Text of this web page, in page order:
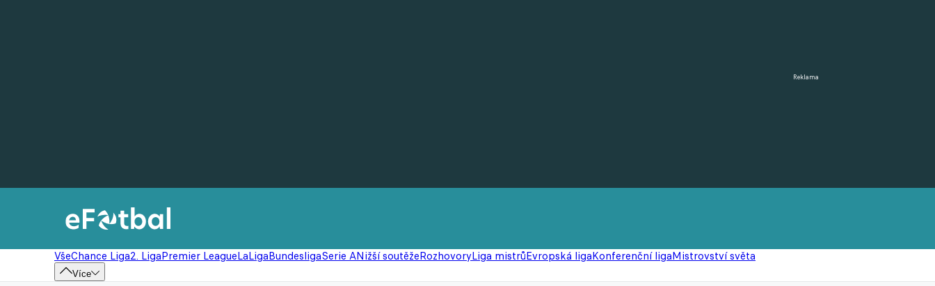
Reklama
VšeChance Liga2. LigaPremier LeagueLaLigaBundesligaSerie ANižší soutěžeRozhovoryLiga mistrůEvropská ligaKonferenční ligaMistrovství světa
Více